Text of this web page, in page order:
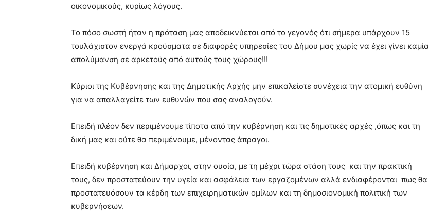
οικονομικούς, κυρίως λόγους.
Το πόσο σωστή ήταν η πρόταση μας αποδεικνύεται από το γεγονός ότι σήμερα υπάρχουν 15
τουλάχιστον ενεργά κρούσματα σε διαφορές υπηρεσίες του Δήμου μας χωρίς να έχει γίνει καμία
απολύμανση σε αρκετούς από αυτούς τους χώρους!!!
Κύριοι της Κυβέρνησης και της Δημοτικής Αρχής μην επικαλείστε συνέχεια την ατομική ευθύνη
για να απαλλαγείτε των ευθυνών που σας αναλογούν.
Επειδή πλέον δεν περιμένουμε τίποτα από την κυβέρνηση και τις δημοτικές αρχές ,όπως και τη
δική μας και ούτε θα περιμένουμε, μένοντας άπραγοι.
Επειδή κυβέρνηση και Δήμαρχοι, στην ουσία, με τη μέχρι τώρα στάση τους και την πρακτική
τους, δεν προστατεύουν την υγεία και ασφάλεια των εργαζομένων αλλά ενδιαφέρονται πως θα
προστατευόσουν τα κέρδη των επιχειρηματικών ομίλων και τη δημοσιονομική πολιτική των
κυβερνήσεων.